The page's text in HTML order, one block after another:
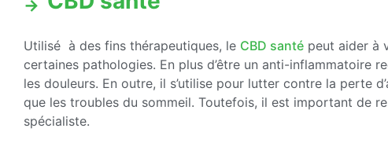
Utilisé à des fins thérapeutiques, le CBD santé peut aider à
certaines pathologies. En plus d’être un anti-inflammatoire
les douleurs. En outre, il s’utilise pour lutter contre la perte
que les troubles du sommeil. Toutefois, il est important de
spécialiste.